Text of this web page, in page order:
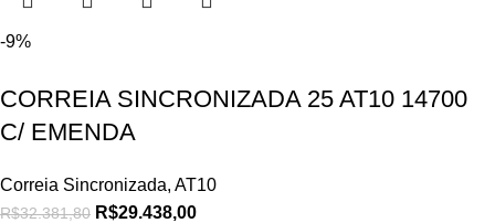
-9%
CORREIA SINCRONIZADA 25 AT10 14700
C/ EMENDA
Correia Sincronizada, AT10
R$32.381,80 R$29.438,00